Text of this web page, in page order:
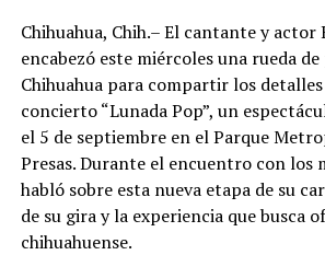
Chihuahua, Chih.– El cantante y actor
encabezó este miércoles una rueda
Chihuahua para compartir los
concierto “Lunada Pop”, un
el 5 de septiembre en el Parque
Presas. Durante el encuentro con los
habló sobre esta nueva etapa de su
de su gira y la experiencia que busca
chihuahuense.